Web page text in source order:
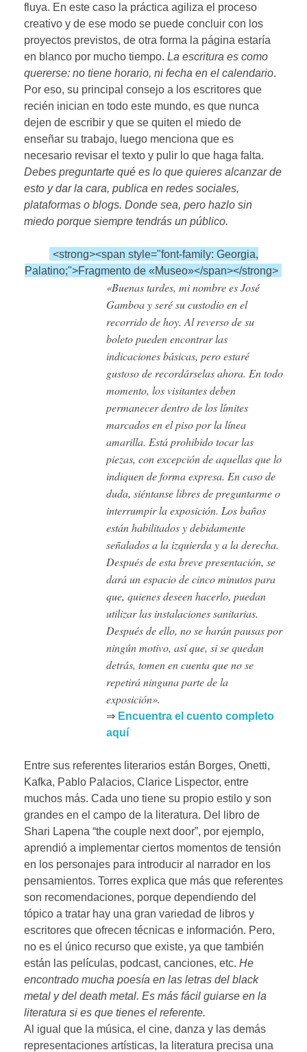
fluya. En este caso la práctica agiliza el proceso
creativo y de ese modo se puede concluir con los
proyectos previstos, de otra forma la página estaría
en blanco por mucho tiempo. La escritura es como
quererse: no tiene horario, ni fecha en el calendario.
Por eso, su principal consejo a los escritores que
recién inician en todo este mundo, es que nunca
dejen de escribir y que se quiten el miedo de
enseñar su trabajo, luego menciona que es
necesario revisar el texto y pulir lo que haga falta.
Debes preguntarte qué es lo que quieres alcanzar de
esto y dar la cara, publica en redes sociales,
plataformas o blogs. Donde sea, pero hazlo sin
miedo porque siempre tendrás un público.
<strong><span style="font-family: Georgia,
Palatino;">Fragmento de «Museo»</span></strong>
«Buenas tardes, mi nombre es José
Gamboa y seré su custodio en el
recorrido de hoy. Al reverso de su
boleto pueden encontrar las
indicaciones básicas, pero estaré
gustoso de recordárselas ahora. En todo
momento, los visitantes deben
permanecer dentro de los límites
marcados en el piso por la línea
amarilla. Está prohibido tocar las
piezas, con excepción de aquellas que lo
indiquen de forma expresa. En caso de
duda, siéntanse libres de preguntarme o
interrumpir la exposición. Los baños
están habilitados y debidamente
señalados a la izquierda y a la derecha.
Después de esta breve presentación, se
dará un espacio de cinco minutos para
que, quienes deseen hacerlo, puedan
utilizar las instalaciones sanitarias.
Después de ello, no se harán pausas por
ningún motivo, así que, si se quedan
detrás, tomen en cuenta que no se
repetirá ninguna parte de la
exposición».
⇒ Encuentra el cuento completo
aquí
Entre sus referentes literarios están Borges, Onetti,
Kafka, Pablo Palacios, Clarice Lispector, entre
muchos más. Cada uno tiene su propio estilo y son
grandes en el campo de la literatura. Del libro de
Shari Lapena “the couple next door”, por ejemplo,
aprendió a implementar ciertos momentos de tensión
en los personajes para introducir al narrador en los
pensamientos. Torres explica que más que referentes
son recomendaciones, porque dependiendo del
tópico a tratar hay una gran variedad de libros y
escritores que ofrecen técnicas e información. Pero,
no es el único recurso que existe, ya que también
están las películas, podcast, canciones, etc. He
encontrado mucha poesía en las letras del black
metal y del death metal. Es más fácil guiarse en la
literatura si es que tienes el referente.
Al igual que la música, el cine, danza y las demás
representaciones artísticas, la literatura precisa una